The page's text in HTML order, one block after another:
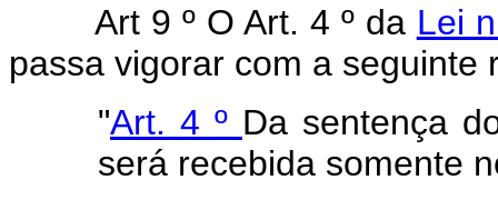
Art 9 º O Art. 4 º da Lei
passa vigorar com a seguinte
"Art. 4 º Da sentença
será recebida somente